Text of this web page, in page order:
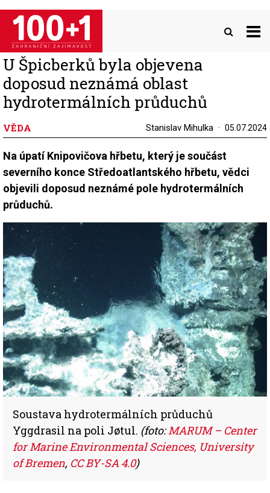
Přejít
hlavnímu
obsahu
U Špicberků byla objevena
doposud neznámá oblast
hydrotermálních průduchů
VĚDA Stanislav Mihulka 05.07.2024
Na úpatí Knipovičova hřbetu, který je součást
severního konce Středoatlantského hřbetu, vědci
objevili doposud neznámé pole hydrotermálních
průduchů.
Soustava hydrotermálních průduchů
Yggdrasil na poli Jøtul. (foto:MARUM – Center
for Marine Environmental Sciences, University
of Bremen, CC BY-SA 4.0)